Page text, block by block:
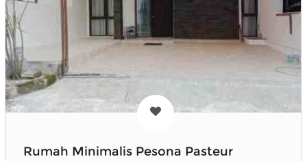
Rumah Minimalis Pesona Pasteur